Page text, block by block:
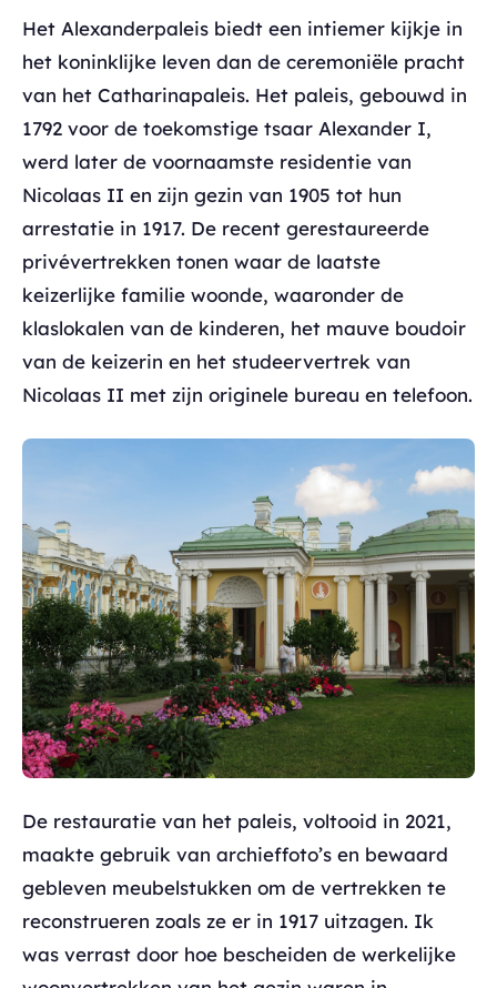
Het Alexanderpaleis biedt een intiemer kijkje in
het koninklijke leven dan de ceremoniële pracht
van het Catharinapaleis. Het paleis, gebouwd in
1792 voor de toekomstige tsaar Alexander I,
werd later de voornaamste residentie van
Nicolaas II en zijn gezin van 1905 tot hun
arrestatie in 1917. De recent gerestaureerde
privévertrekken tonen waar de laatste
keizerlijke familie woonde, waaronder de
klaslokalen van de kinderen, het mauve boudoir
van de keizerin en het studeervertrek van
Nicolaas II met zijn originele bureau en telefoon.
De restauratie van het paleis, voltooid in 2021,
maakte gebruik van archieffoto’s en bewaard
gebleven meubelstukken om de vertrekken te
reconstrueren zoals ze er in 1917 uitzagen. Ik
was verrast door hoe bescheiden de werkelijke